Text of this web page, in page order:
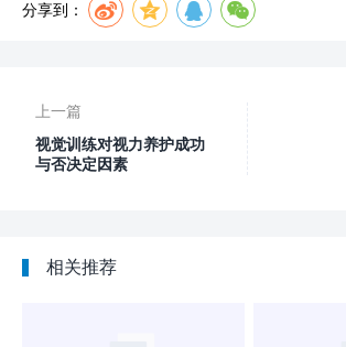
分享到：
上一篇
视觉训练对视力养护成功
与否决定因素
相关推荐